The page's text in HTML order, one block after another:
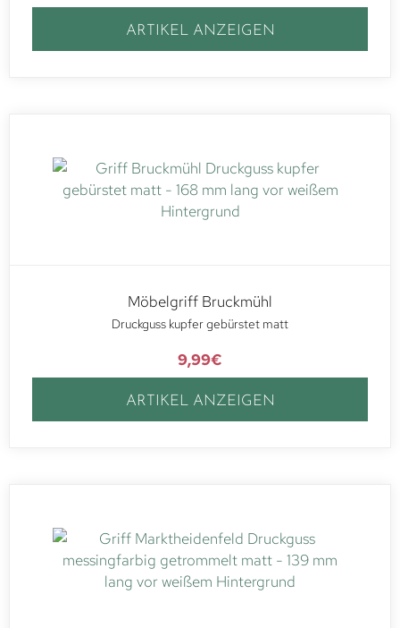
ARTIKEL ANZEIGEN
Möbelgriff Bruckmühl
Druckguss kupfer gebürstet matt
9,99€
ARTIKEL ANZEIGEN